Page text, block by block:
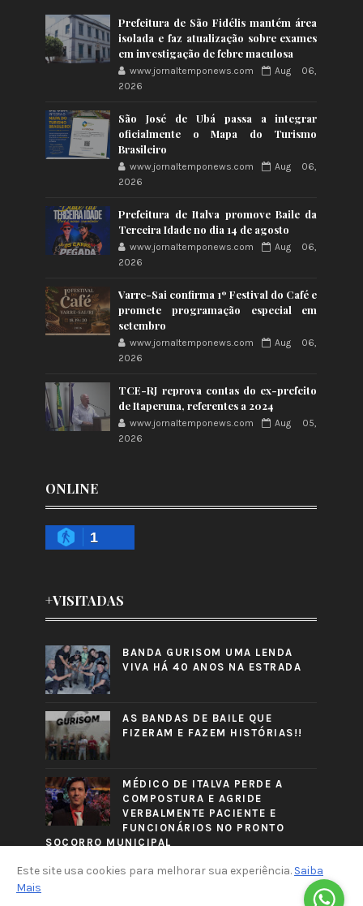
Prefeitura de São Fidélis mantém área
isolada e faz atualização sobre exames
em investigação de febre maculosa
www.jornaltemponews.com
Aug 06,
2026
São José de Ubá passa a integrar
oficialmente o Mapa do Turismo
Brasileiro
www.jornaltemponews.com
Aug 06,
2026
Prefeitura de Italva promove Baile da
Terceira Idade no dia 14 de agosto
www.jornaltemponews.com
Aug 06,
2026
Varre-Sai confirma 1º Festival do Café e
promete programação especial em
setembro
www.jornaltemponews.com
Aug 06,
2026
TCE-RJ reprova contas do ex-prefeito
de Itaperuna, referentes a 2024
www.jornaltemponews.com
Aug 05,
2026
ONLINE
1
+VISITADAS
BANDA GURISOM UMA LENDA
VIVA HÁ 40 ANOS NA ESTRADA
AS BANDAS DE BAILE QUE
FIZERAM E FAZEM HISTÓRIAS!!
MÉDICO DE ITALVA PERDE A
COMPOSTURA E AGRIDE
VERBALMENTE PACIENTE E
FUNCIONÁRIOS NO PRONTO
SOCORRO MUNICIPAL
Este site usa cookies para melhorar sua experiência. Saiba
Mais